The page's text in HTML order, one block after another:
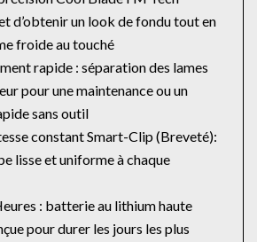
d’obtenir un look de fondu tout en
froide au touché
rapide : séparation des lames
pour une maintenance ou un
sans outil
constant Smart-Clip (Breveté):
lisse et uniforme à chaque
: batterie au lithium haute
pour durer les jours les plus